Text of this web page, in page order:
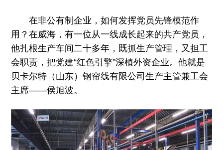
在非公有制企业，如何发挥党员先锋模范作
用？在威海，有一位从一线成长起来的共产党员，
他扎根生产车间二十多年，既抓生产管理，又担工
会职责，把党建“红色引擎”深植外资企业。他就是
贝卡尔特（山东）钢帘线有限公司生产主管兼工会
主席——侯旭波。